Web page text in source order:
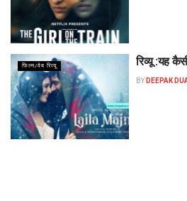
फिल्म/वेब रिव्यू रिव्यू :यह
BY DEEPAK